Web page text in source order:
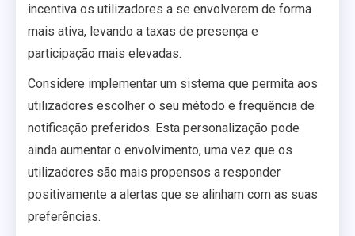
incentiva os utilizadores a se envolverem de forma
mais ativa, levando a taxas de presença e
participação mais elevadas.
Considere implementar um sistema que permita aos
utilizadores escolher o seu método e frequência de
notificação preferidos. Esta personalização pode
ainda aumentar o envolvimento, uma vez que os
utilizadores são mais propensos a responder
positivamente a alertas que se alinham com as suas
preferências.